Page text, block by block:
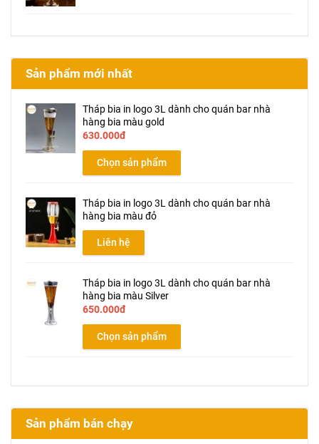
Sản phẩm mới nhất
Tháp bia in logo 3L dành cho quán bar nhà
hàng bia màu gold
630.000đ
Chọn sản phẩm
Tháp bia in logo 3L dành cho quán bar nhà
hàng bia màu đỏ
Liên hệ
Tháp bia in logo 3L dành cho quán bar nhà
hàng bia màu Silver
650.000đ
Chọn sản phẩm
Sản phẩm bán chạy